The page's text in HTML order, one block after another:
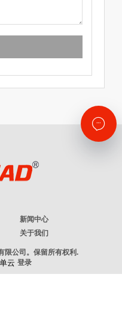
新闻中心
关于我们
限公司。保留所有权利.
登录